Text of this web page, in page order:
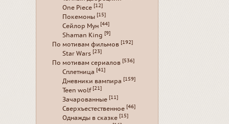
One Piece [12]
Покемоны [15]
Сейлор Мун [44]
Shaman King [9]
По мотивам фильмов [192]
Star Wars [23]
По мотивам сериалов [536]
Сплетница [41]
Дневники вампира [159]
Teen wolf [21]
Зачарованные [11]
Сверхъестественное [46]
Однажды в сказке [15]